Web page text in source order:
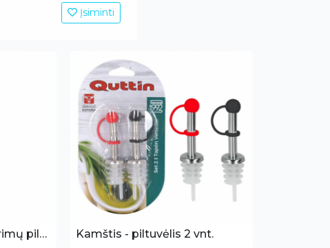
Įsiminti
Kamštis - antgalis gėrimų pilstymui Kamštis - piltuvėlis 2 vnt.